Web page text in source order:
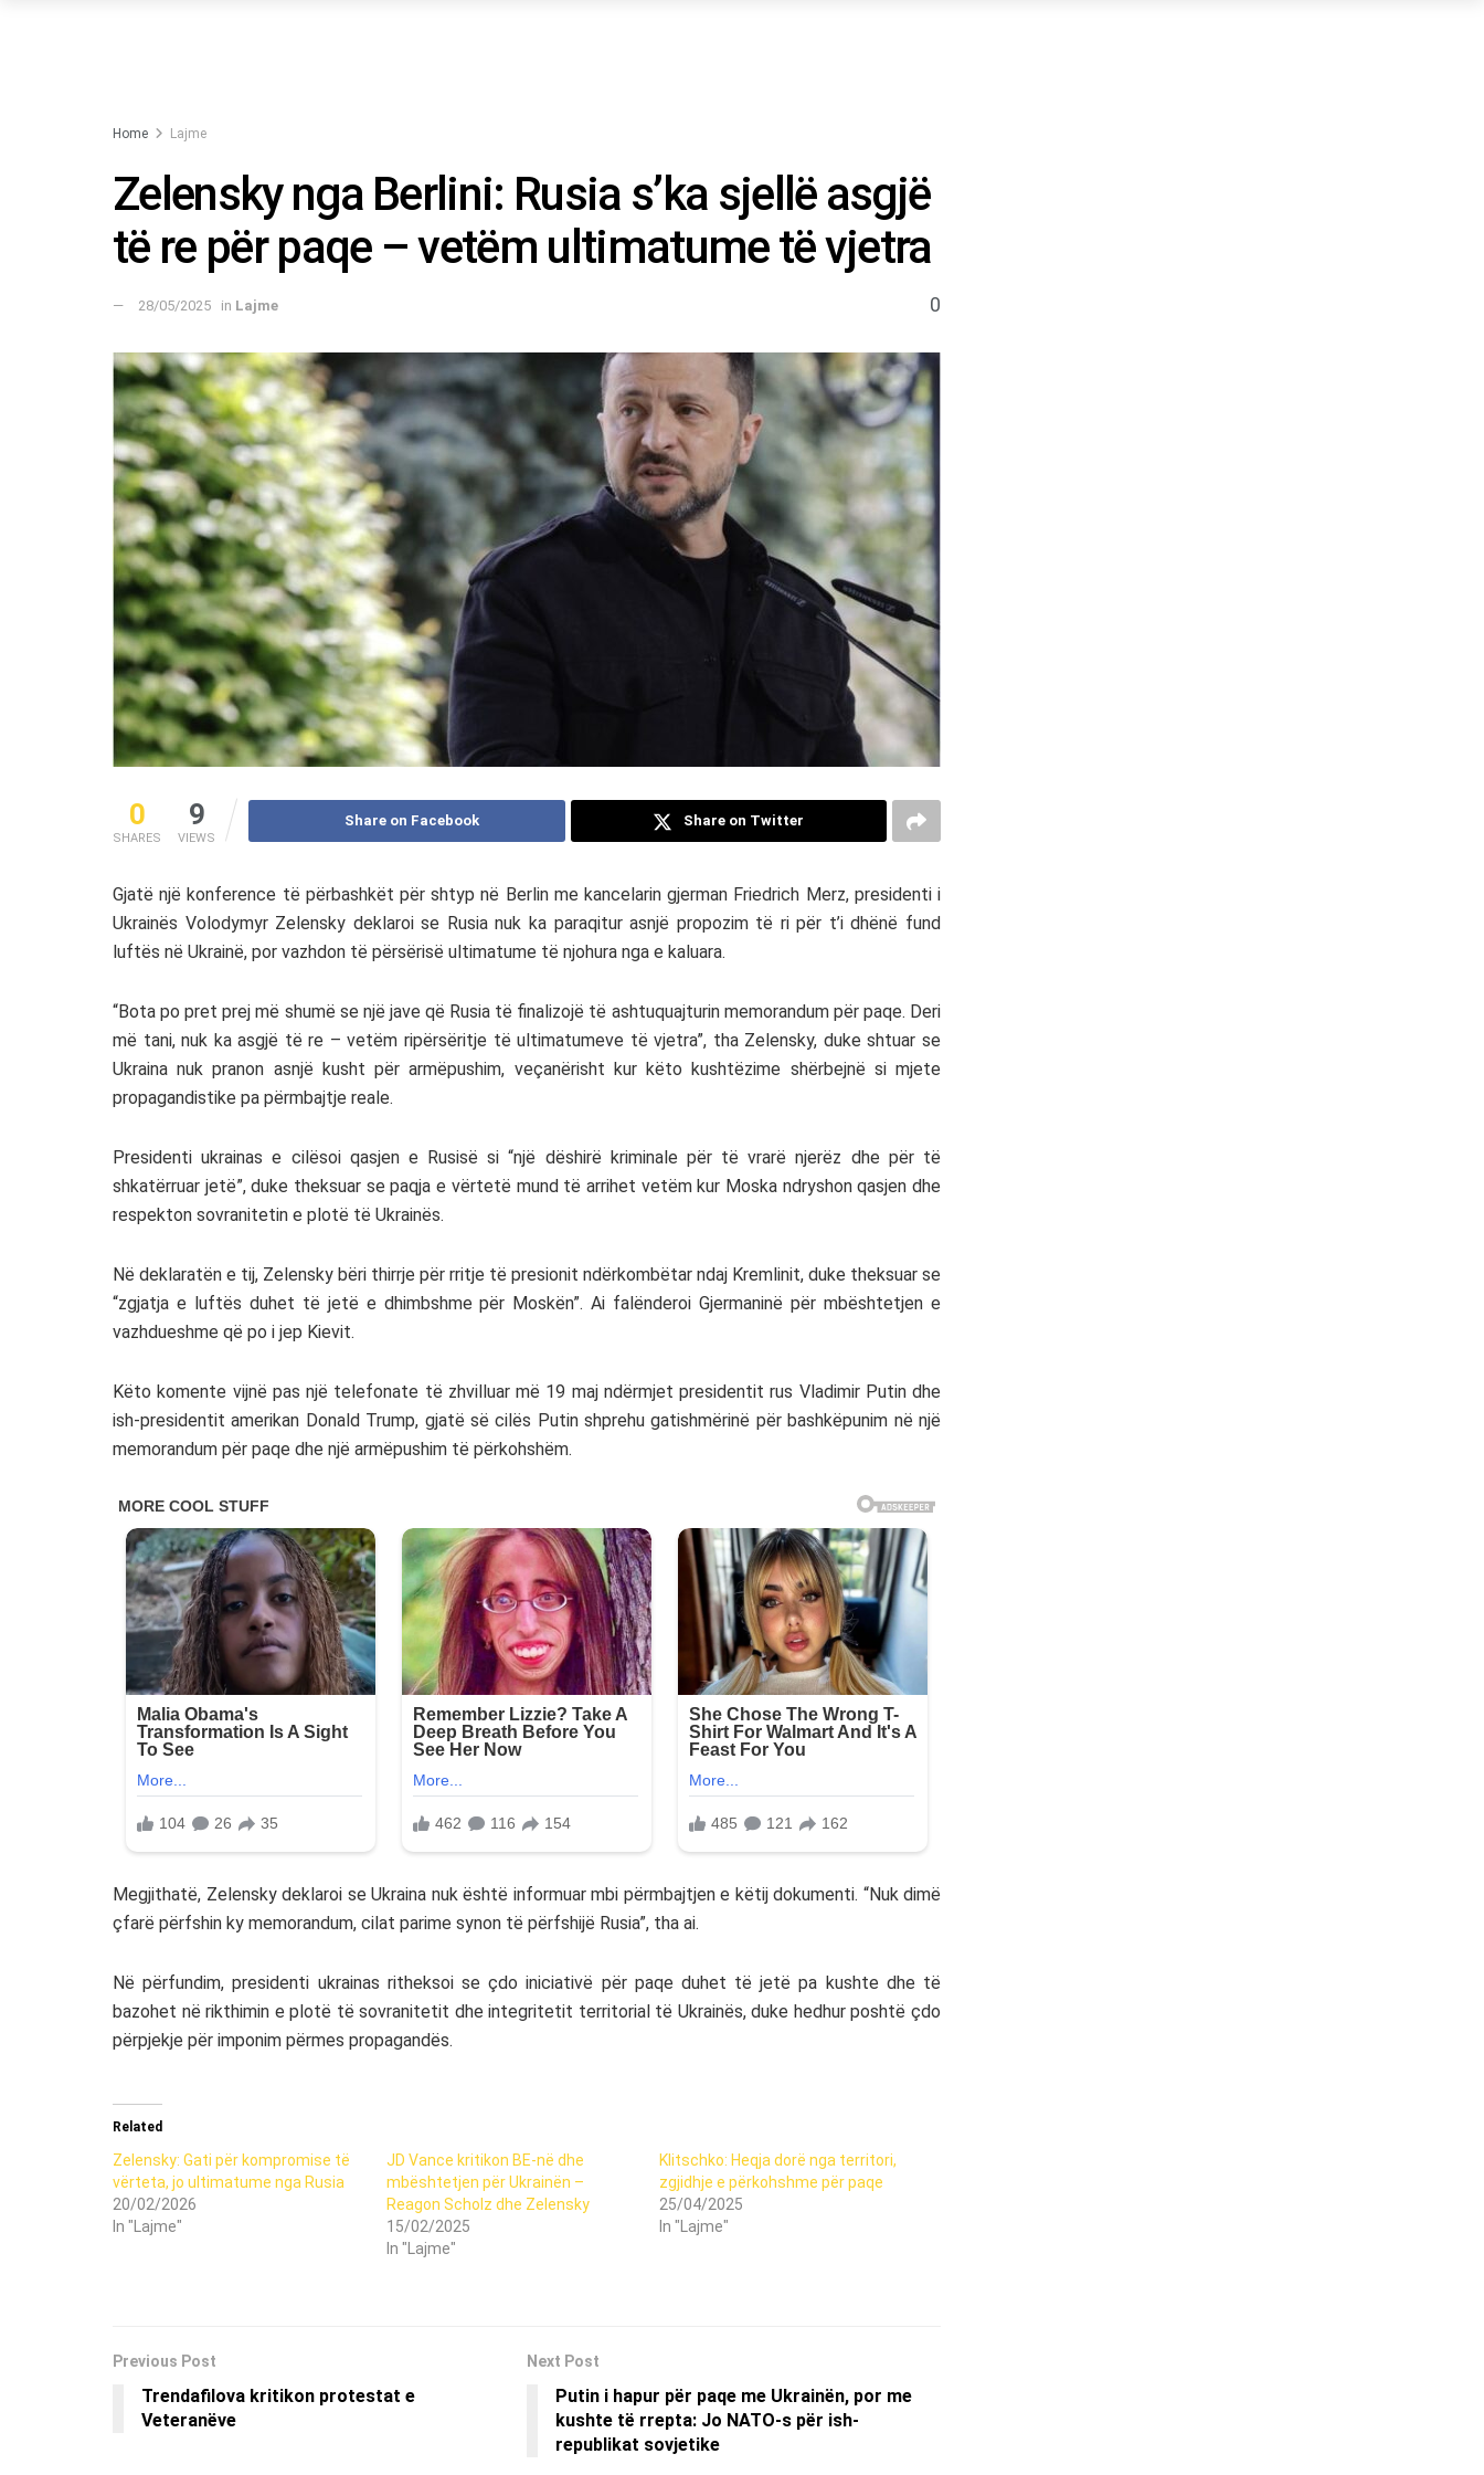
Home Lajme
Zelensky nga Berlini: Rusia s’ka sjellë asgjë
të re për paqe – vetëm ultimatume të vjetra
28/05/2025 in Lajme 0
0
SHARES
9
VIEWS
Share on Facebook Share on Twitter
Gjatë një konference të përbashkët për shtyp në Berlin me kancelarin gjerman Friedrich Merz, presidenti i
Ukrainës Volodymyr Zelensky deklaroi se Rusia nuk ka paraqitur asnjë propozim të ri për t’i dhënë fund
luftës në Ukrainë, por vazhdon të përsërisë ultimatume të njohura nga e kaluara.
“Bota po pret prej më shumë se një jave që Rusia të finalizojë të ashtuquajturin memorandum për paqe. Deri
më tani, nuk ka asgjë të re – vetëm ripërsëritje të ultimatumeve të vjetra”, tha Zelensky, duke shtuar se
Ukraina nuk pranon asnjë kusht për armëpushim, veçanërisht kur këto kushtëzime shërbejnë si mjete
propagandistike pa përmbajtje reale.
Presidenti ukrainas e cilësoi qasjen e Rusisë si “një dëshirë kriminale për të vrarë njerëz dhe për të
shkatërruar jetë”, duke theksuar se paqja e vërtetë mund të arrihet vetëm kur Moska ndryshon qasjen dhe
respekton sovranitetin e plotë të Ukrainës.
Në deklaratën e tij, Zelensky bëri thirrje për rritje të presionit ndërkombëtar ndaj Kremlinit, duke theksuar se
“zgjatja e luftës duhet të jetë e dhimbshme për Moskën”. Ai falënderoi Gjermaninë për mbështetjen e
vazhdueshme që po i jep Kievit.
Këto komente vijnë pas një telefonate të zhvilluar më 19 maj ndërmjet presidentit rus Vladimir Putin dhe
ish-presidentit amerikan Donald Trump, gjatë së cilës Putin shprehu gatishmërinë për bashkëpunim në një
memorandum për paqe dhe një armëpushim të përkohshëm.
Megjithatë, Zelensky deklaroi se Ukraina nuk është informuar mbi përmbajtjen e këtij dokumenti. “Nuk dimë
çfarë përfshin ky memorandum, cilat parime synon të përfshijë Rusia”, tha ai.
Në përfundim, presidenti ukrainas ritheksoi se çdo iniciativë për paqe duhet të jetë pa kushte dhe të
bazohet në rikthimin e plotë të sovranitetit dhe integritetit territorial të Ukrainës, duke hedhur poshtë çdo
përpjekje për imponim përmes propagandës.
Related
Zelensky: Gati për kompromise të
vërteta, jo ultimatume nga Rusia
20/02/2026
In "Lajme"
JD Vance kritikon BE-në dhe
mbështetjen për Ukrainën –
Reagon Scholz dhe Zelensky
15/02/2025
In "Lajme"
Klitschko: Heqja dorë nga territori,
zgjidhje e përkohshme për paqe
25/04/2025
In "Lajme"
Previous Post
Trendafilova kritikon protestat e
Veteranëve
Next Post
Putin i hapur për paqe me Ukrainën, por me
kushte të rrepta: Jo NATO-s për ish-
republikat sovjetike